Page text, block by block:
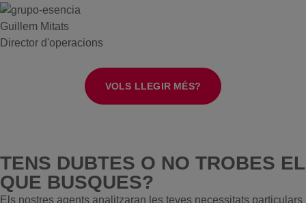
Guillem Mitats
Director d'operacions
VOLS LLEGIR MÉS?
TENS DUBTES O NO TROBES EL
QUE BUSQUES?
Els nostres agents analitzaran les teves necessitats particulars